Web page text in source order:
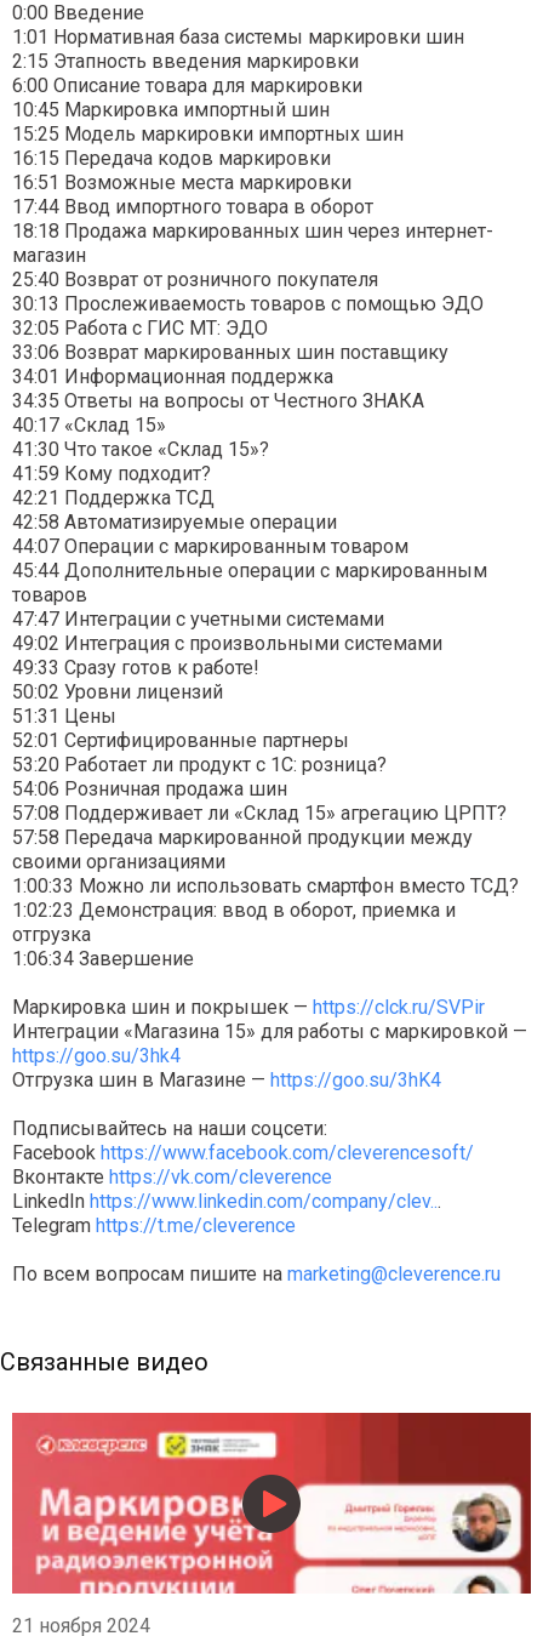
0:00 Введение
1:01 Нормативная база системы маркировки шин
2:15 Этапность введения маркировки
6:00 Описание товара для маркировки
10:45 Маркировка импортный шин
15:25 Модель маркировки импортных шин
16:15 Передача кодов маркировки
16:51 Возможные места маркировки
17:44 Ввод импортного товара в оборот
18:18 Продажа маркированных шин через интернет-
магазин
25:40 Возврат от розничного покупателя
30:13 Прослеживаемость товаров с помощью ЭДО
32:05 Работа с ГИС МТ: ЭДО
33:06 Возврат маркированных шин поставщику
34:01 Информационная поддержка
34:35 Ответы на вопросы от Честного ЗНАКА
40:17 «Склад 15»
41:30 Что такое «Склад 15»?
41:59 Кому подходит?
42:21 Поддержка ТСД
42:58 Автоматизируемые операции
44:07 Операции с маркированным товаром
45:44 Дополнительные операции с маркированным
товаров
47:47 Интеграции с учетными системами
49:02 Интеграция с произвольными системами
49:33 Сразу готов к работе!
50:02 Уровни лицензий
51:31 Цены
52:01 Сертифицированные партнеры
53:20 Работает ли продукт с 1С: розница?
54:06 Розничная продажа шин
57:08 Поддерживает ли «Склад 15» агрегацию ЦРПТ?
57:58 Передача маркированной продукции между
своими организациями
1:00:33 Можно ли использовать смартфон вместо ТСД?
1:02:23 Демонстрация: ввод в оборот, приемка и
отгрузка
1:06:34 Завершение
Маркировка шин и покрышек — https://clck.ru/SVPir
Интеграции «Магазина 15» для работы с маркировкой —
https://goo.su/3hk4
Отгрузка шин в Магазине — https://goo.su/3hK4
Подписывайтесь на наши соцсети:
Facebook https://www.facebook.com/cleverencesoft/
Вконтакте https://vk.com/cleverence
LinkedIn https://www.linkedin.com/company/clev...
Telegram https://t.me/cleverence
По всем вопросам пишите на marketing@cleverence.ru
Связанные видео
21 ноября 2024